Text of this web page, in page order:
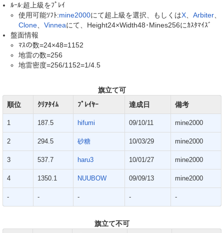
ﾙｰﾙ:超上級をﾌﾟﾚｲ
使用可能ｿﾌﾄ:mine2000にて超上級を選択、もしくはX Arbiter
Clone
Vinneaにて、Height24×Width48･Mines256にｶｽﾀﾏｲｽﾞ
盤面情報
ﾏｽの数=24×48=1152
地雷の数=256
地雷密度=256/1152=1/4.5
旗立て可
順位
ｸﾘｱﾀｲﾑ ﾌﾟﾚｲﾔｰ 達成日 備考
1 187.5 hifumi 09/10/11 mine2000
2 294.5 砂糖 10/03/29 mine2000
3 537.7 haru3 10/01/27 mine2000
4 1350.1 NUUBOW 09/09/13 mine2000
- - - - -
旗立て不可